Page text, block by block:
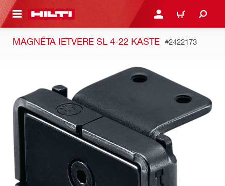
SATURU PIESLĒGTIES VAI
IEPIRKŠANĀS
MAGNĒTA IETVERE SL 4-22 KASTE #2422173